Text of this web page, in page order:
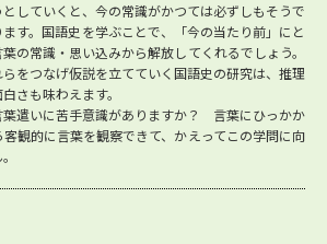
していくと、今の常識がかつては必ずしもそうで
す。国語史を学ぶことで、「今の当たり前」にと
の常識・思い込みから解放してくれるでしょう。
をつなげ仮説を立てていく国語史の研究は、推理
さも味わえます。
葉遣いに苦手意識がありますか？ 言葉にひっかか
観的に言葉を観察できて、かえってこの学問に向